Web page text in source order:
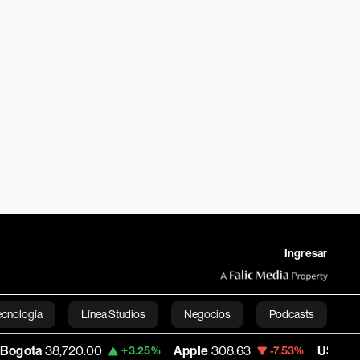
Ingresar
Línea Studios Negocios Podcasts
English+3.25% Apple 308.63 -7.53% USD COP